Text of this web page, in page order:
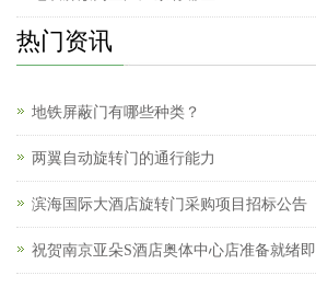
热门资讯
地铁屏蔽门有哪些种类？
两翼自动旋转门的通行能力
滨海国际大酒店旋转门采购项目招标公告
祝贺南京亚朵S酒店奥体中心店准备就绪即